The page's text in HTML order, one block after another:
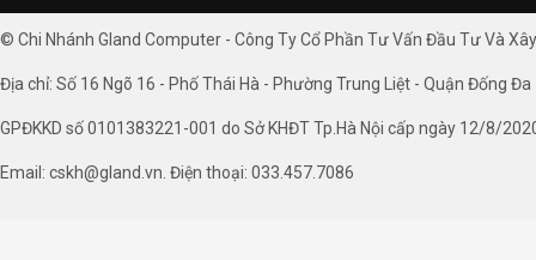
© Chi Nhánh Gland Computer - Công Ty Cổ Phần Tư Vấn Đầu Tư Và
Địa chỉ: Số 16 Ngõ 16 - Phố Thái Hà - Phường Trung Liệt - Quận Đống Đa
GPĐKKD số 0101383221-001 do Sở KHĐT Tp.Hà Nội cấp ngày 12/8/
Email: cskh@gland.vn. Điện thoại: 033.457.7086